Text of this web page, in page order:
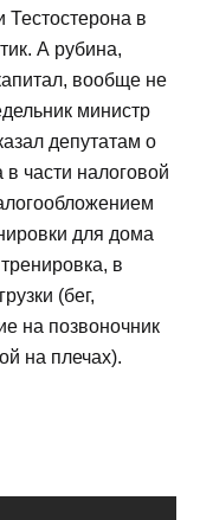
Тестостерона в
А рубина,
вообще не
министр
депутатам о
части налоговой
для дома
в
(бег,
на позвоночник
на плечах).